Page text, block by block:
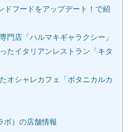
ドフードをアップデート！で紹
門店「ハルマキギャラクシー」
たイタリアンレストラン「キタ
オシャレカフェ「ボタニカルカ
ボ）の店舗情報